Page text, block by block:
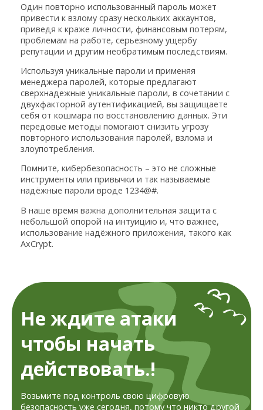
Один повторно использованный пароль может
привести к взлому сразу нескольких аккаунтов,
приведя к краже личности, финансовым потерям,
проблемам на работе, серьезному ущербу
репутации и другим необратимым последствиям.
Используя уникальные пароли и применяя
менеджера паролей, которые предлагают
сверхнадежные уникальные пароли, в сочетании с
двухфакторной аутентификацией, вы защищаете
себя от кошмара по восстановлению данных. Эти
передовые методы помогают снизить угрозу
повторного использования паролей, взлома и
злоупотребления.
Помните, кибербезопасность – это не сложные
инструменты или привычки и так называемые
надёжные пароли вроде 1234@#.
В наше время важна дополнительная защита с
небольшой опорой на интуицию и, что важнее,
использование надёжного приложения, такого как
AxCrypt.
Не ждите атаки
чтобы начать
действовать.!
Возьмите под контроль свою цифровую
безопасность уже сегодня, потому что никто другой